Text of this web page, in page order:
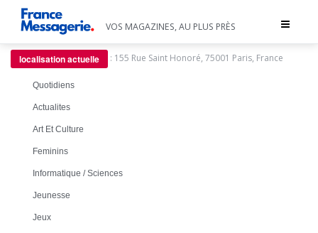
Toggle
VOS MAGAZINES, AU PLUS PRÈS
localisation actuelle : 155 Rue Saint Honoré, 75001 Paris, France
Quotidiens
Actualites
Art Et Culture
Feminins
Informatique / Sciences
Jeunesse
Jeux